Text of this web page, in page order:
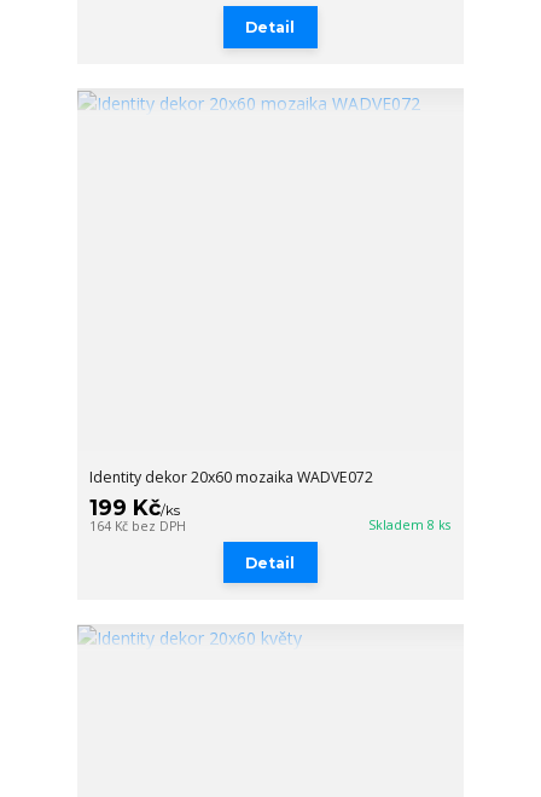
Detail
Identity dekor 20x60 mozaika WADVE072
199 Kč/ks
164 Kč bez DPH Skladem 8 ks
Detail